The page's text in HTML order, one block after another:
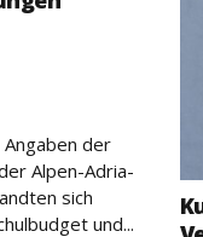
der
Alpen-Adria-
sich
und...